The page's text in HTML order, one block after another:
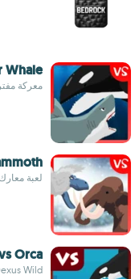
Whale
معركة
لعبة
Orca
Wild